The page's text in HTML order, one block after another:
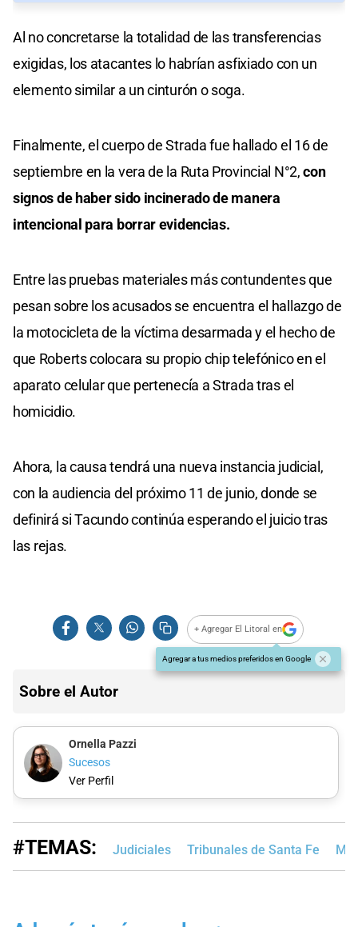
Al no concretarse la totalidad de las transferencias
exigidas, los atacantes lo habrían asfixiado con un
elemento similar a un cinturón o soga.
Finalmente, el cuerpo de Strada fue hallado el 16 de
septiembre en la vera de la Ruta Provincial N°2,con
signos de haber sido incinerado de manera
intencional para borrar evidencias.
Entre las pruebas materiales más contundentes que
pesan sobre los acusados se encuentra el hallazgo de
la motocicleta de la víctima desarmada y el hecho de
que Roberts colocara su propio chip telefónico en el
aparato celular que pertenecía a Strada tras el
homicidio.
Ahora, la causa tendrá una nueva instancia judicial,
con la audiencia del próximo 11 de junio, donde se
definirá si Tacundo continúa esperando el juicio tras
las rejas.
+ Agregar El Litoral en
Agregar a tus medios preferidos en Google
Sobre el Autor
Ornella Pazzi
Sucesos
Ver Perfil
#TEMAS: Judiciales Tribunales de Santa Fe